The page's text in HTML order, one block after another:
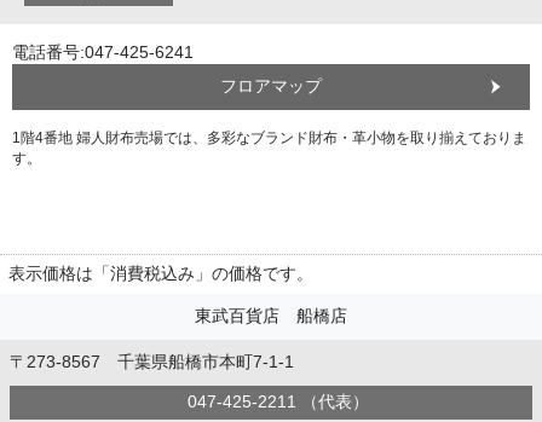
電話番号:047-425-6241
フロアマップ
1階4番地 婦人財布売場では、多彩なブランド財布・革小物を取り揃えておりま
す。
表示価格は「消費税込み」の価格です。
東武百貨店 船橋店
〒273-8567 千葉県船橋市本町7-1-1
047-425-2211 （代表）